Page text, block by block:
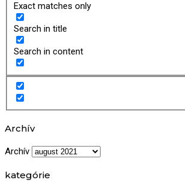
Exact matches only
Search in title
Search in content
Archív
Archív
kategórie